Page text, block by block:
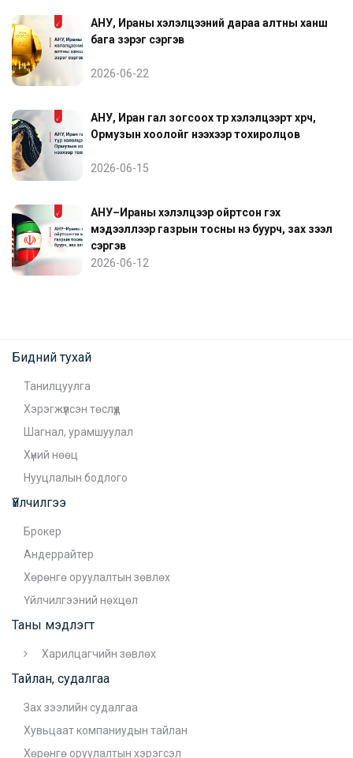
АНУ, Ираны хэлэлцээний дараа алтны ханш
бага зэрэг сэргэв
2026-06-22
АНУ, Иран гал зогсоох түр хэлэлцээрт хүрч,
Ормузын хоолойг нээхээр тохиролцов
2026-06-15
АНУ–Ираны хэлэлцээр ойртсон гэх
мэдээллээр газрын тосны үнэ буурч, зах зээл
сэргэв
2026-06-12
Бидний тухай
Танилцуулга
Хэрэгжүүлсэн төслүүд
Шагнал, урамшуулал
Хүний нөөц
Нууцлалын бодлого
Үйлчилгээ
Брокер
Андеррайтер
Хөрөнгө оруулалтын зөвлөх
Үйлчилгээний нөхцөл
Таны мэдлэгт
Харилцагчийн зөвлөх
Тайлан, судалгаа
Зах зээлийн судалгаа
Хувьцаат компаниудын тайлан
Хөрөнгө оруулалтын хэрэгсэл